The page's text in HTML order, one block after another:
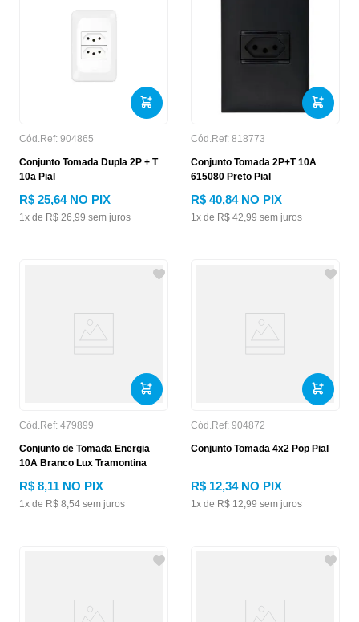
Cód.Ref: 904865
Conjunto Tomada Dupla 2P + T
10a Pial
R$ 25,64NO PIX
1x de R$ 26,99 sem juros
Cód.Ref: 818773
Conjunto Tomada 2P+T 10A
615080 Preto Pial
R$ 40,84NO PIX
1x de R$ 42,99 sem juros
Cód.Ref: 479899
Conjunto de Tomada Energia
10A Branco Lux Tramontina
R$ 8,11 NO PIX
1x de R$ 8,54 sem juros
Cód.Ref: 904872
Conjunto Tomada 4x2 Pop Pial
R$ 12,34NO PIX
1x de R$ 12,99 sem juros